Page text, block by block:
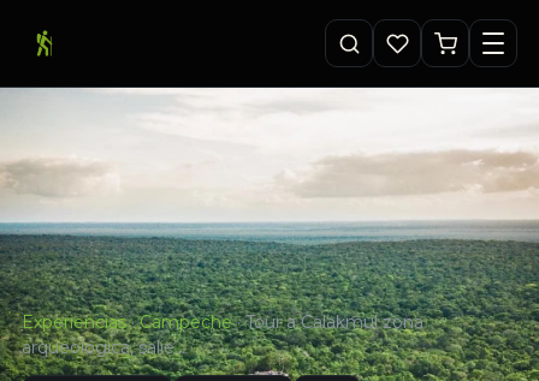
Experiencias · Campeche · Tour a Calakmul zona
arqueológica, salie…